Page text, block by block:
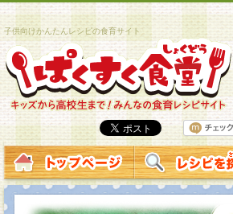
子供向けかんたんレシピの食育サイト